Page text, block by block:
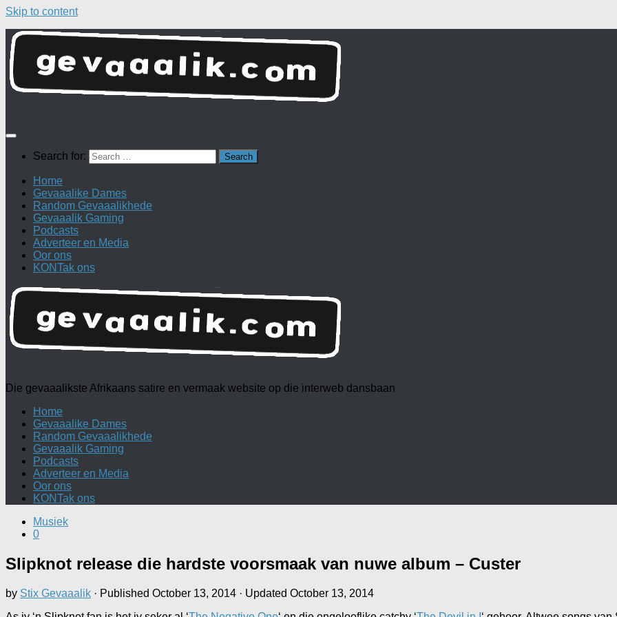
Skip to content
Search for:
Home
Gevaaalike Dames
Random Gevaaalikhede
Gevaaalik Gaming
Podcasts
Adverteer en Media
Oor ons
KONTak ons
Die gevaaalikste Afrikaans satire en vermaak website op die interweb dansbaan
Home
Gevaaalike Dames
Random Gevaaalikhede
Gevaaalik Gaming
Podcasts
Adverteer en Media
Oor ons
KONTak ons
Musiek
0
Slipknot release die hardste voorsmaak van nuwe album – Custer
by Stix Gevaaalik · Published October 13, 2014 · Updated October 13, 2014